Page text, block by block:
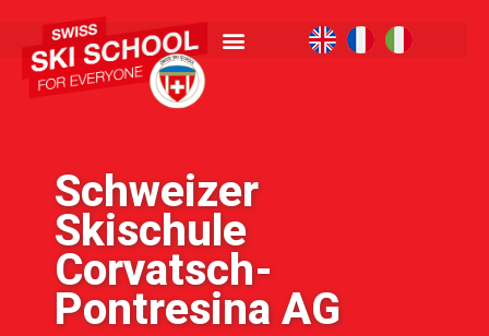
Schweizer
Skischule
Corvatsch-
Pontresina AG